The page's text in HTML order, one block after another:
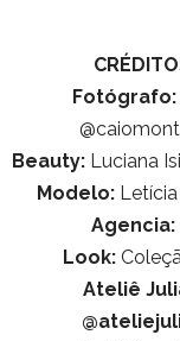
Fotógrafo:
Beauty: Luciana
Modelo:
Agencia:
Look:
Ateliê